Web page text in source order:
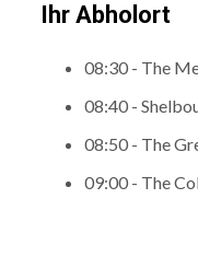
Ihr Abholort
08:30 - The
08:40 -
08:50 - The
09:00 - The